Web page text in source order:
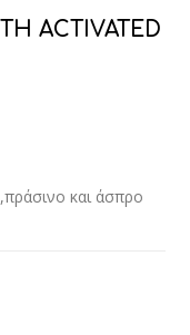
ACTIVATED
και άσπρο